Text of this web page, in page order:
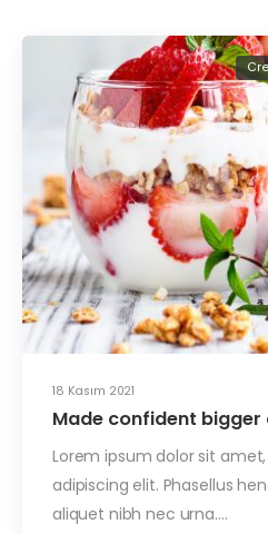
18 Kasım 2021
Made confident bigger
Lorem ipsum dolor sit
adipiscing elit. Phasellus
aliquet nibh nec urna.…